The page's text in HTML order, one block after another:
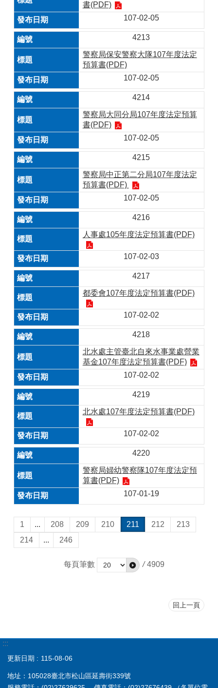
書(PDF)
107-02-05
4213
警察局保安警察大隊107年度法定
預算書(PDF)
107-02-05
4214
警察局大同分局107年度法定預算
書(PDF)
107-02-05
4215
警察局中正第二分局107年度法定
預算書(PDF)
107-02-05
4216
人事處105年度法定預算書(PDF)
107-02-03
4217
都委會107年度法定預算書(PDF)
107-02-02
4218
北水處主管臺北自來水事業處營業
基金107年度法定預算書(PDF)
107-02-02
4219
北水處107年度法定預算書(PDF)
107-02-02
4220
警察局婦幼警察隊107年度法定預
算書(PDF)
107-01-19
1 ... 208 209 210 211 212
213
214
... 246
每頁筆數 / 4909
回上一頁
:::
更新日期 115-08-06
地址：105028臺北市松山區延壽街339號